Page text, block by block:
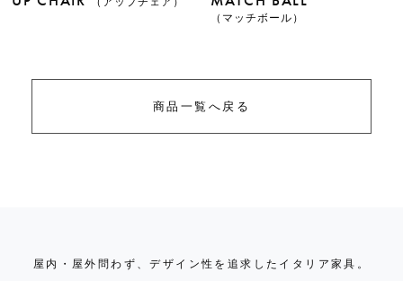
NEWS
COLUMN
（マッチボール）
商品一覧へ戻る
屋内・屋外問わず、デザイン性を追求したイタリア家具。